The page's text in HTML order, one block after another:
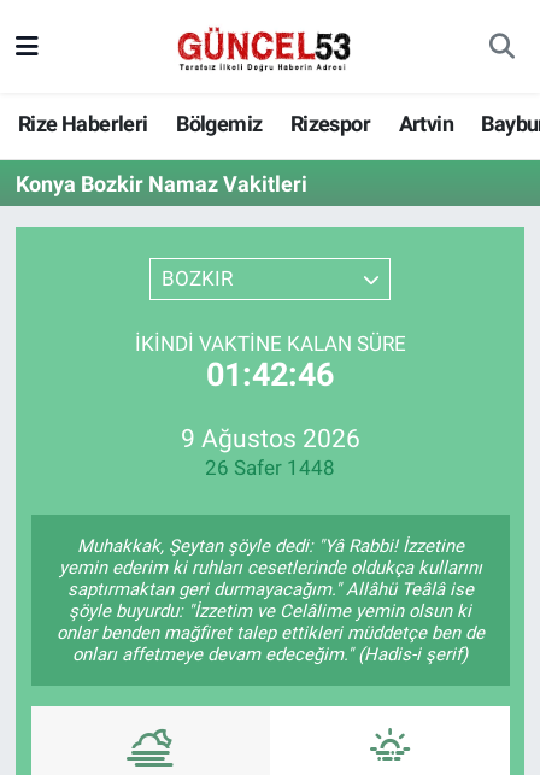
Rize Haberleri Bölgemiz Rizespor Artvin
Konya Bozkir Namaz Vakitleri
BOZKIR
İKINDI VAKTINE KALAN SÜRE
01:42:46
9 Ağustos 2026
26 Safer 1448
Muhakkak, Şeytan şöyle dedi: "Yâ Rabbi! İzzetine
yemin ederim ki ruhları cesetlerinde oldukça kullarını
saptırmaktan geri durmayacağım." Allâhü Teâlâ ise
şöyle buyurdu: "İzzetim ve Celâlime yemin olsun ki
onlar benden mağfiret talep ettikleri müddetçe ben de
onları affetmeye devam edeceğim." (Hadis-i şerif)